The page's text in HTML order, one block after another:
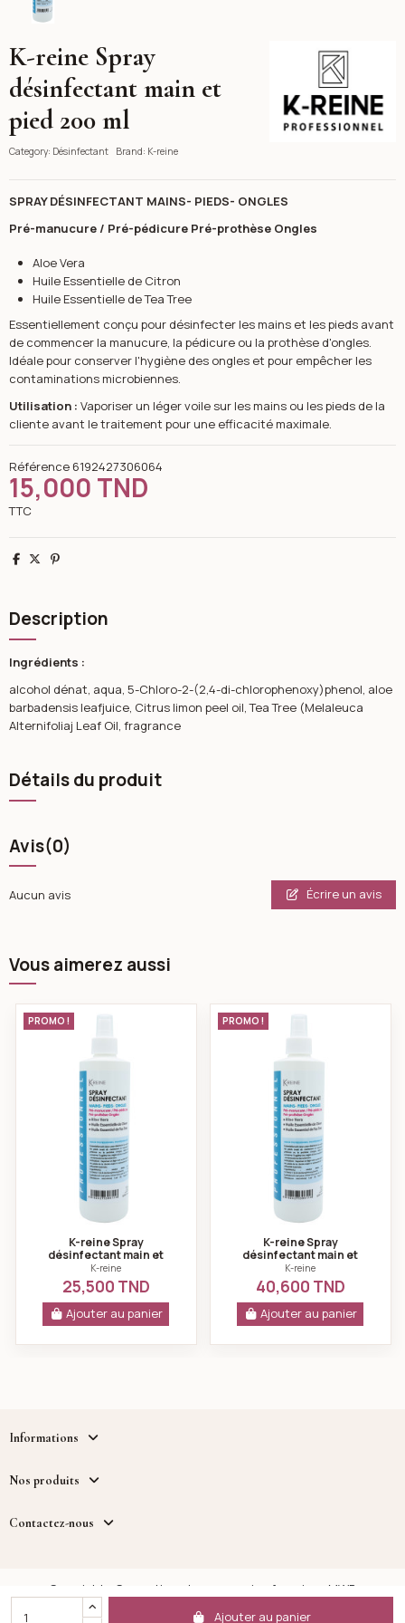
K-reine Spray
désinfectant main et
pied 200 ml
Category: Désinfectant Brand: K-reine
SPRAY DÉSINFECTANT MAINS- PIEDS- ONGLES
Pré-manucure / Pré-pédicure Pré-prothèse Ongles
Aloe Vera
Huile Essentielle de Citron
Huile Essentielle de Tea Tree
Essentiellement conçu pour désinfecter les mains et les pieds avant
de commencer la manucure, la pédicure ou la prothèse d'ongles.
Idéale pour conserver l'hygiène des ongles et pour empêcher les
contaminations microbiennes.
Utilisation : Vaporiser un léger voile sur les mains ou les pieds de la
cliente avant le traitement pour une efficacité maximale.
Référence 6192427306064
15,000 TND
TTC
Ajouter au panier
Partager
TweetPinterest
Description
Ingrédients :
alcohol dénat, aqua, 5-Chloro-2-(2,4-di-chlorophenoxy)phenol, aloe
barbadensis leafjuice, Citrus limon peel oil, Tea Tree (Melaleuca
Alternifoliaj Leaf Oil, fragrance
Détails du produit
Avis(0)
Aucun avis Écrire un avis
Vous aimerez aussi
K-reine Spray désinfectant main et pied 500 ml
PROMO !
K-reine Spray
désinfectant main et
pied 500 ml
K-reine
25,500 TND
Ajouter au panier
PROMO !
K-reine Spray
désinfectant main et
pied 1000 ml
K-reine
40,600 TND
Ajouter au panier
Informations
Nos produits
Contactez-nous
Copyright - Cosmetique.tn - un service fourni par MWB